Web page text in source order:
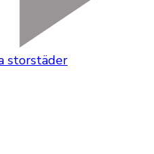
storstäder